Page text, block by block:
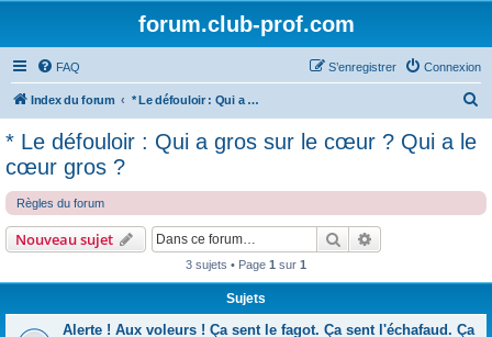
forum.club-prof.com
FAQ Connexion
S’enregistrer
Index du forum * Le défouloir : Qui a gros sur le cœur ? Qui a le cœur gros ?
h
* Le défouloir : Qui a gros sur le cœur ? Qui a le
cœur gros ?
Règles du forum
Nouveau sujet Rechercher
3 sujets • Page 1 sur 1
Sujets
Alerte ! Aux voleurs ! Ça sent le fagot. Ça sent l'échafaud. Ça